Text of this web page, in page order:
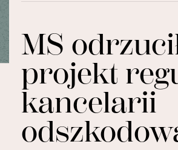
MS
projekt
kancelarii